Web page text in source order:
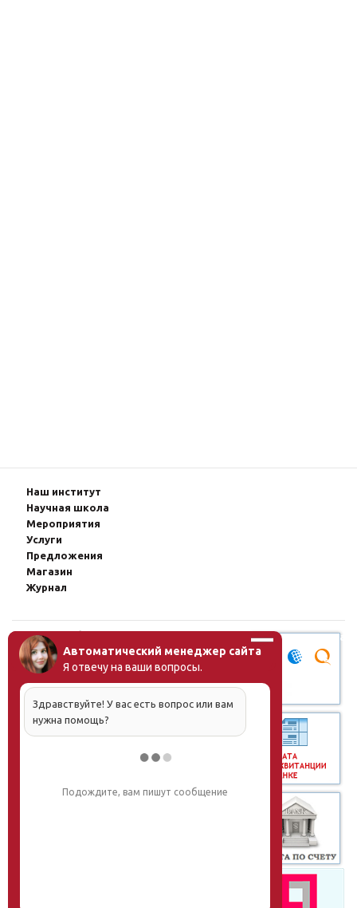
Наш институт
Научная школа
Мероприятия
Услуги
Предложения
Магазин
Журнал
© Институт образования
человека, 2011—2026
Москва, ул.Тверская, д.9, стр.7,
Email:
Тел.: +7(495) 768-55-54
Мы в социальных сетях:
Оплата через
Автоматический менеджер сайта
Я отвечу на ваши вопросы.
Здравствуйте! У вас есть вопрос или вам
нужна помощь?
Подождите, вам пишут сообщение